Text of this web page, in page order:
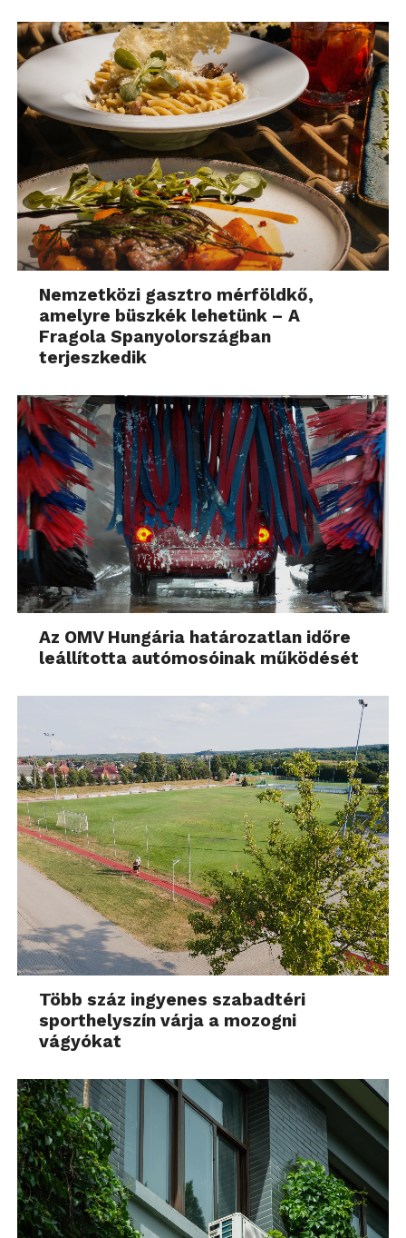
Nemzetközi gasztro mérföldkő,
amelyre büszkék lehetünk – A
Fragola Spanyolországban
terjeszkedik
Az OMV Hungária határozatlan időre
leállította autómosóinak működését
Több száz ingyenes szabadtéri
sporthelyszín várja a mozogni
vágyókat